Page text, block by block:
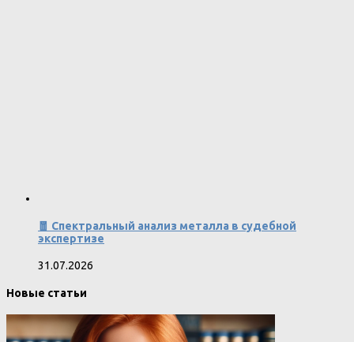
🧧 Спектральный анализ металла в судебной
экспертизе
31.07.2026
Новые статьи